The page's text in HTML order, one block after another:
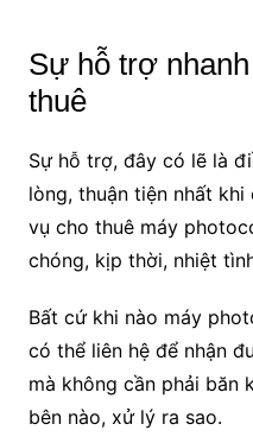
Sự hỗ trợ
thuê
Sự hỗ trợ, đây có lẽ là
lòng, thuận tiện nhất
vụ cho thuê máy
chóng, kịp thời, nhiệt
Bất cứ khi nào máy
có thể liên hệ để nhận
mà không cần phải băn
bên nào, xử lý ra sao.